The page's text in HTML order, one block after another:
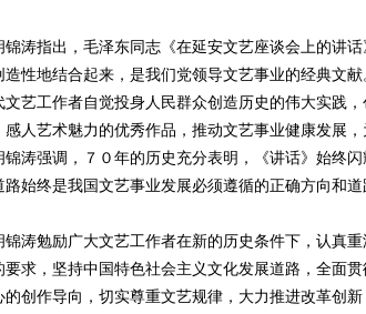
指出，毛泽东同志《在延安文艺座谈会上的讲话
造性地结合起来，是我们党领导文艺事业的经典文
文艺工作者自觉投身人民群众创造历史的伟大实践
感人艺术魅力的优秀作品，推动文艺事业健康发展
锦涛强调，７０年的历史充分表明，《讲话》始终
路始终是我国文艺事业发展必须遵循的正确方向和道
勉励广大文艺工作者在新的历史条件下，认真重
要求，坚持中国特色社会主义文化发展道路，全面贯
的创作导向，切实尊重文艺规律，大力推进改革创